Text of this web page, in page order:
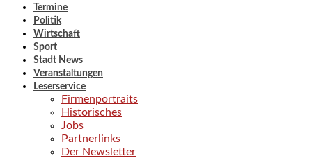
Termine
Politik
Wirtschaft
Sport
Stadt News
Veranstaltungen
Leserservice
Firmenportraits
Historisches
Jobs
Partnerlinks
Der Newsletter